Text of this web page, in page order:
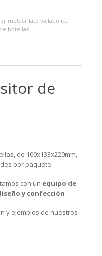
metacrilato valladolid,
botellas
de
de 100x133x220mm,
por paquete.
con un equipo de
y confección .
y ejemplos de nuestros